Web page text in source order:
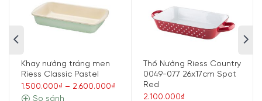
phục vụ ngay tại bàn ăn.
Chất liệu của thố được làm từ sắt nung chảy với thủy tinh
ở nhiệt độ cao tự nhiên đảm bảo không có mùi vị, ngăn vi
dụng.Khay nướng tráng men
Riess Classic Pastel
1.500.000₫ – 2.600.000₫
So sánh
Thố Nướng Riess Country
0049-077 26x17cm Spot
Red
2.100.000₫